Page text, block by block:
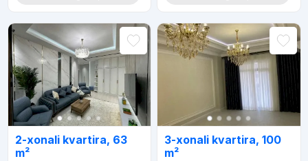
2-xonali kvartira, 63
m²
3-xonali kvartira, 100
m²